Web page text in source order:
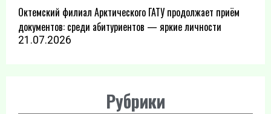
Октемский филиал Арктического ГАТУ продолжает приём
документов: среди абитуриентов — яркие личности
21.07.2026
Рубрики